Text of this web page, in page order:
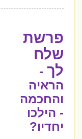
פרשת
שלח
לך-
הראיה
והחכמה
- הילכו
יחדיו?